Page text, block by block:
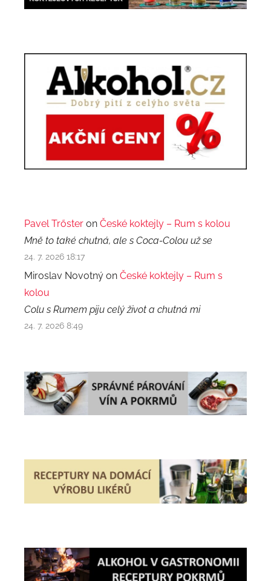
Pavel Trőster on České koktejly – Rum s kolou
Mně to také chutná, ale s Coca-Colou už se
24. 7. 2026 18:17
Miroslav Novotný on České koktejly – Rum s
kolou
Colu s Rumem piju celý život a chutná mi
24. 7. 2026 8:49